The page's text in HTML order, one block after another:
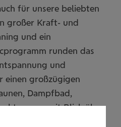
für unsere beliebten
großer Kraft- und
und ein
runden das
und
einen großzügigen
Dampfbad,
mit Blick über